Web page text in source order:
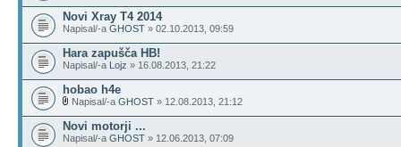
Novi Xray T4 2014
Napisal/-a GHOST » 02.10.2013, 09:59
Hara zapušča HB!
Napisal/-a Lojz » 16.08.2013, 21:22
hobao h4e
Napisal/-a GHOST » 12.08.2013, 21:12
Novi motorji ...
Napisal/-a GHOST » 12.06.2013, 07:09